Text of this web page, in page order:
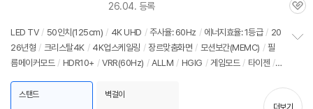
26.04. 등록
관
LED TV / 50인치 (125cm) / 4K UHD / 주사율: 60Hz / 에너지효율: 1등급 / 20
26년형 / 크리스탈4K / 4K업스케일링 / 장르맞춤화면 / 모션보간(MEMC) / 필
름메이커모드 / HDR10+ / VRR(60Hz) / ALLM / HGIG / 게임모드 / 타이젠 /
기
스탠드 벽걸이
더보기